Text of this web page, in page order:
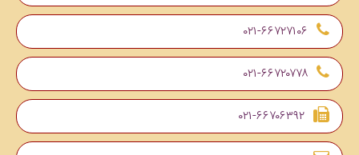
۰۲۱-۶۶۷۲۷۱۰۶
۰۲۱-۶۶۷۲۰۷۷۸
۰۲۱-۶۶۷۰۶۳۹۲